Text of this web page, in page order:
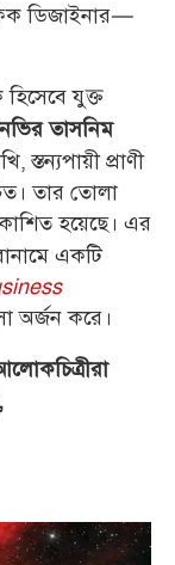
ডিজাইনার—
হিসেবে যুক্ত
তাসনিম
স্তন্যপায়ী প্রাণী
তার তোলা
হয়েছে। এর
একটি
অর্জন করে।